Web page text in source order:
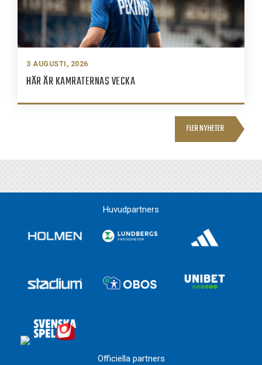
3 AUGUSTI, 2026
HÄR ÄR KAMRATERNAS VECKA
FLER NYHETER
Huvudpartners
Officiella partners